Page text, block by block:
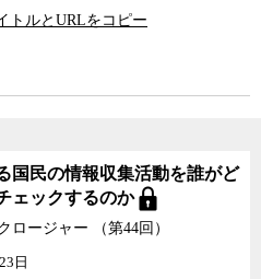
もではないが公文書管理法や情報
できるような状態にはなっていな
を残さないようにしている。結
会議は公開の場で開かれ、 議事録
それを見ても実際に誰がどのよう
のかや、他にどのような選択肢が
トルとURLをコピー
国民の情報収集活動を誰がど
ェックするのか
ロージャー （第44回）
日